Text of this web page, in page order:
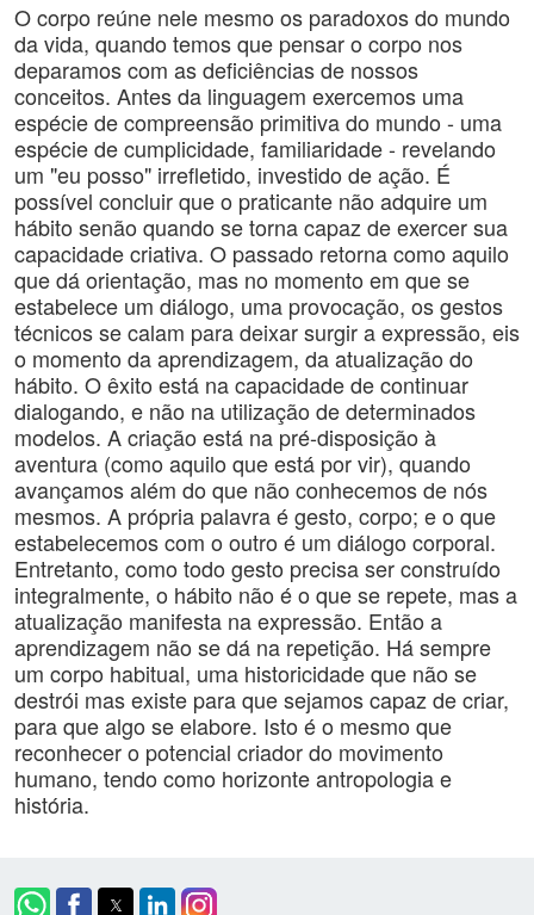
O corpo reúne nele mesmo os paradoxos do mundo
da vida, quando temos que pensar o corpo nos
deparamos com as deficiências de nossos
conceitos. Antes da linguagem exercemos uma
espécie de compreensão primitiva do mundo - uma
espécie de cumplicidade, familiaridade - revelando
um "eu posso" irrefletido, investido de ação. É
possível concluir que o praticante não adquire um
hábito senão quando se torna capaz de exercer sua
capacidade criativa. O passado retorna como aquilo
que dá orientação, mas no momento em que se
estabelece um diálogo, uma provocação, os gestos
técnicos se calam para deixar surgir a expressão, eis
o momento da aprendizagem, da atualização do
hábito. O êxito está na capacidade de continuar
dialogando, e não na utilização de determinados
modelos. A criação está na pré-disposição à
aventura (como aquilo que está por vir), quando
avançamos além do que não conhecemos de nós
mesmos. A própria palavra é gesto, corpo; e o que
estabelecemos com o outro é um diálogo corporal.
Entretanto, como todo gesto precisa ser construído
integralmente, o hábito não é o que se repete, mas a
atualização manifesta na expressão. Então a
aprendizagem não se dá na repetição. Há sempre
um corpo habitual, uma historicidade que não se
destrói mas existe para que sejamos capaz de criar,
para que algo se elabore. Isto é o mesmo que
reconhecer o potencial criador do movimento
humano, tendo como horizonte antropologia e
história.